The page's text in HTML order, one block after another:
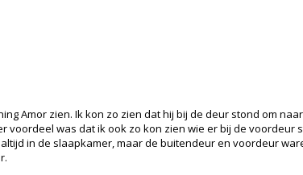
Amor zien. Ik kon zo zien dat hij bij de deur stond om
voordeel was dat ik ook zo kon zien wie er bij de voordeur
in de slaapkamer, maar de buitendeur en voordeur